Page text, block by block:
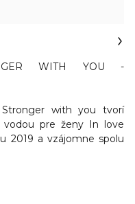
WITH YOU -
Stronger with you tvorí
vodou pre ženy In love
2019 a vzájomne spolu